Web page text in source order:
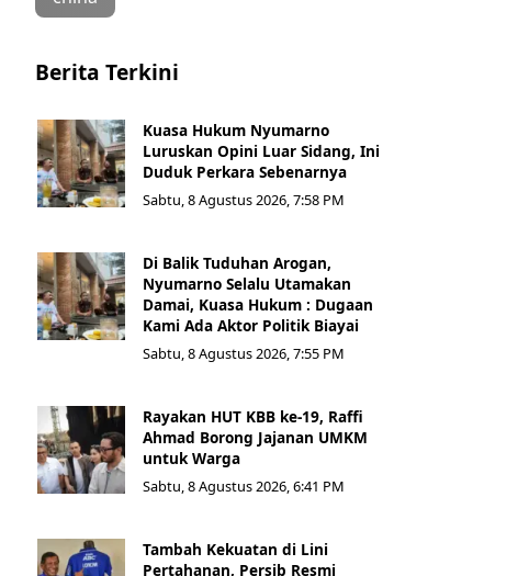
Berita Terkini
Kuasa Hukum Nyumarno
Luruskan Opini Luar Sidang, Ini
Duduk Perkara Sebenarnya ​
Sabtu, 8 Agustus 2026, 7:58 PM
Di Balik Tuduhan Arogan,
Nyumarno Selalu Utamakan
Damai, Kuasa Hukum : Dugaan
Kami Ada Aktor Politik Biayai
Sabtu, 8 Agustus 2026, 7:55 PM
Rayakan HUT KBB ke-19, Raffi
Ahmad Borong Jajanan UMKM
untuk Warga
Sabtu, 8 Agustus 2026, 6:41 PM
Tambah Kekuatan di Lini
Pertahanan, Persib Resmi